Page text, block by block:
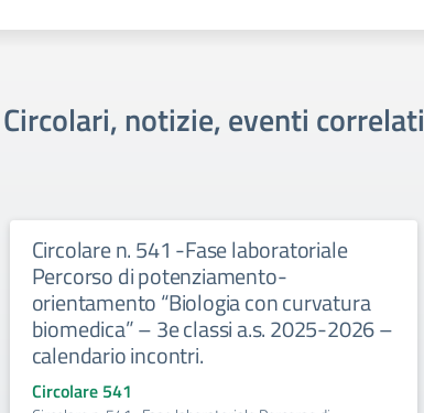
Circolari, notizie, eventi correlati
Circolare n. 541 -Fase laboratoriale
Percorso di potenziamento-
orientamento “Biologia con curvatura
biomedica” – 3e classi a.s. 2025-2026 –
calendario incontri.
Circolare 541